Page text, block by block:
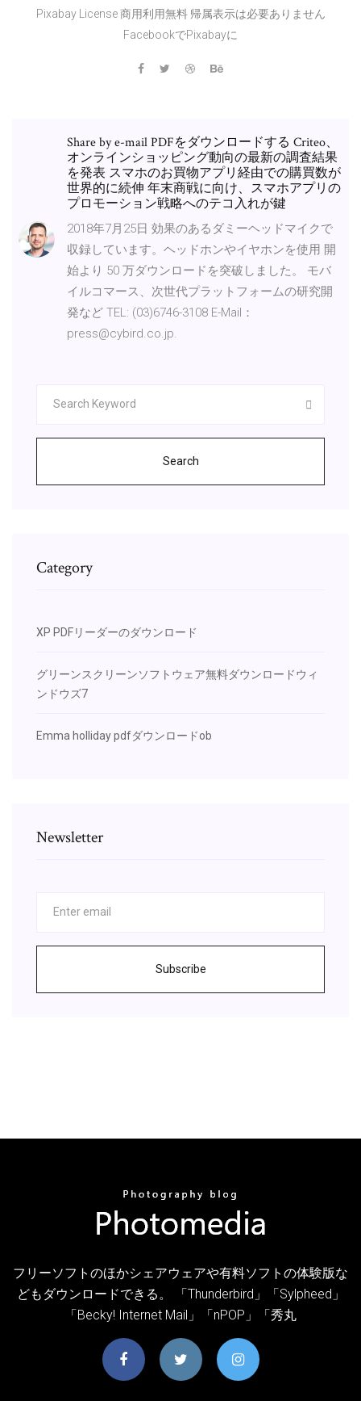
Pixabay License 商用利用無料 帰属表示は必要ありません
FacebookでPixabayに
Share by e-mail PDFをダウンロードする Criteo、
オンラインショッピング動向の最新の調査結果
を発表 スマホのお買物アプリ経由での購買数が
世界的に続伸 年末商戦に向け、スマホアプリの
プロモーション戦略へのテコ入れが鍵
2018年7月25日 効果のあるダミーヘッドマイクで
収録しています。ヘッドホンやイヤホンを使用 開
始より 50 万ダウンロードを突破しました。 モバ
イルコマース、次世代プラットフォームの研究開
発など TEL: (03)6746-3108 E-Mail：
press@cybird.co.jp.
Search
Category
XP PDFリーダーのダウンロード
グリーンスクリーンソフトウェア無料ダウンロードウィ
ンドウズ7
Emma holliday pdfダウンロードob
Newsletter
Subscribe
フリーソフトのほかシェアウェアや有料ソフトの体験版な
どもダウンロードできる。 「Thunderbird」「Sylpheed」
「Becky! Internet Mail」「nPOP」「秀丸